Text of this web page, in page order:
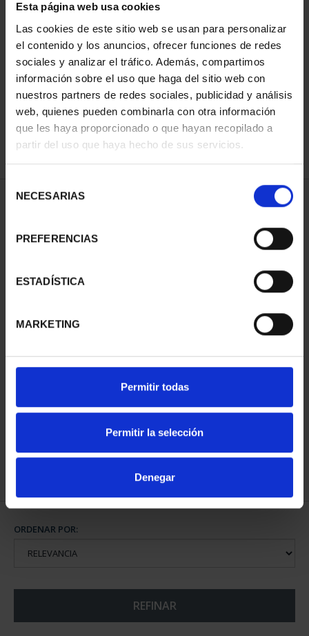
Esta página web usa cookies
Las cookies de este sitio web se usan para personalizar
el contenido y los anuncios, ofrecer funciones de redes
sociales y analizar el tráfico. Además, compartimos
información sobre el uso que haga del sitio web con
nuestros partners de redes sociales, publicidad y análisis
web, quienes pueden combinarla con otra información
que les haya proporcionado o que hayan recopilado a
partir del uso que haya hecho de sus servicios.
NECESARIAS
PREFERENCIAS
ESTADÍSTICA
MARKETING
Permitir todas
Permitir la selección
Denegar
ORDENAR POR:
REFINAR
1 Productos encontrados
CIUDADES PATRIMONIO
73,00 €
ORDENAR POR:
REFINAR